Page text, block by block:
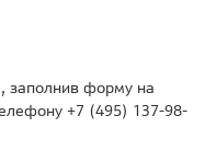
заполнив форму на
+7 (495) 137-98-